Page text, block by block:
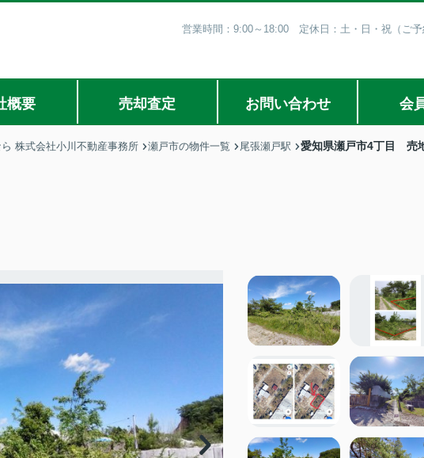
営業時間：9:00～18:00 定休日：土・日・祝（ご
概要 売却査定 お問い合わせ 会
株式会社小川不動産事務所 瀬戸市の物件一覧 尾張瀬戸駅 愛知県瀬戸市4丁目 売